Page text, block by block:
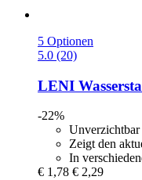
5 Optionen
5.0 (20)
LENI
-22%
Zeigt den
In
€ 1,78 € 2,29